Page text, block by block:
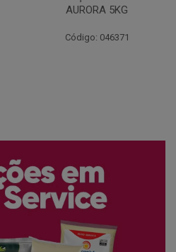
FATIADO PAKAN 200G
Código: 061522